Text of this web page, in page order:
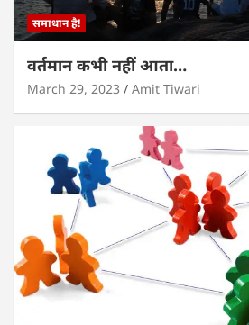
समाधान है!
वर्तमान कभी नहीं आता…
March 29, 2023 Amit Tiwari